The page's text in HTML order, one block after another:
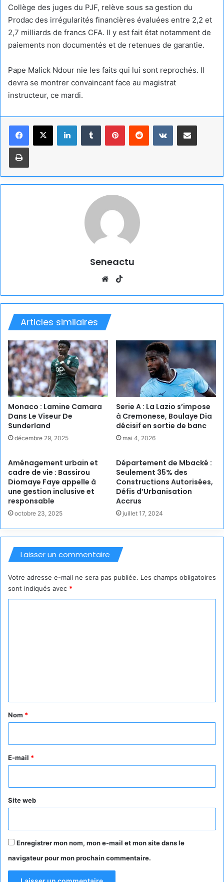
Collège des juges du PJF, relève sous sa gestion du
Prodac des irrégularités financières évaluées entre 2,2 et
2,7 milliards de francs CFA. Il y est fait état notamment de
paiements non documentés et de retenues de garantie.
Pape Malick Ndour nie les faits qui lui sont reprochés. Il
devra se montrer convaincant face au magistrat
instructeur, ce mardi.
LinkedinTumblr PinterestReddit VKontaktePartager par email
Imprimer
Seneactu
Website
Articles similaires
Monaco : Lamine Camara
Dans Le Viseur De
Sunderland
décembre 29, 2025
Serie A : La Lazio s’impose
à Cremonese, Boulaye Dia
décisif en sortie de banc
mai 4, 2026
Aménagement urbain et
cadre de vie : Bassirou
Diomaye Faye appelle à
une gestion inclusive et
responsable
octobre 23, 2025
Département de Mbacké :
Seulement 35% des
Constructions Autorisées,
Défis d’Urbanisation
Accrus
juillet 17, 2024
Laisser un commentaire
Votre adresse e-mail ne sera pas publiée. Les champs obligatoires
sont indiqués avec *
a
e
Nom *
E-mail *
Site web
Enregistrer mon nom, mon e-mail et mon site dans le
navigateur pour mon prochain commentaire.